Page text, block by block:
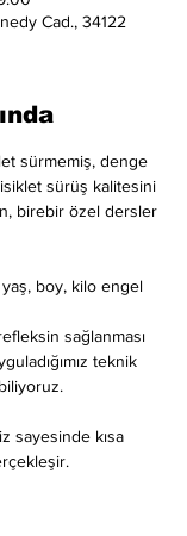
Cad., 34122
sürmemiş, denge
sürüş kalitesini
birebir özel dersler
boy, kilo engel
sağlanması
teknik
sayesinde kısa